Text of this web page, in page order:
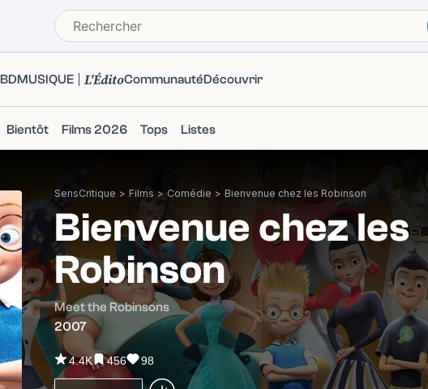
BDMUSIQUE L'ÉditoCommunautéDécouvrir
Bientôt Films 2026 Tops Listes
SensCritique > Films > Comédie > Bienvenue chez les Robinson
Bienvenue chez les
Robinson
Meet the Robinsons
2007
4.4K 456 98